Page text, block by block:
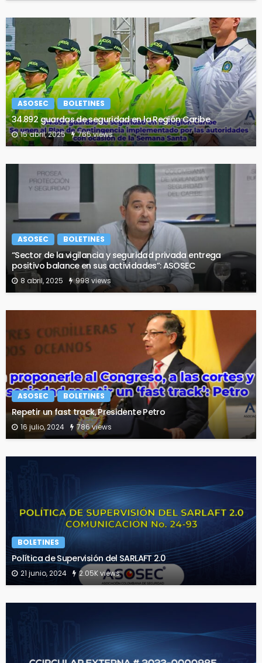
ASOSEC BOLETINES
34.892 guardas de seguridad en la Región Caribe
15 abril, 2025 765 views
ASOSEC BOLETINES
“Sector de la vigilancia y seguridad privada entrega
positivo balance en sus actividades”: ASOSEC
8 abril, 2025 998 views
ASOSEC BOLETINES
Repetir un fast track, Presidente Petro
16 julio, 2024 786 views
BOLETINES
Política de Supervisión del SARLAFT 2.0
21 junio, 2024 2.05K views